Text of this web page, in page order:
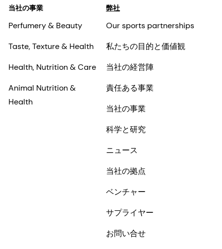
当社の事業
Perfumery & Beauty
Taste, Texture & Health
Health, Nutrition & Care
Animal Nutrition &
Health
弊社
Our sports partnerships
私たちの目的と価値観
当社の経営陣
責任ある事業
当社の事業
科学と研究
ニュース
当社の拠点
ベンチャー
サプライヤー
お問い合せ